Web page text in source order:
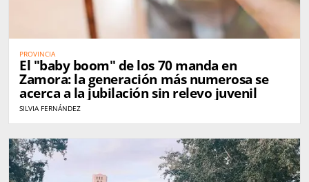
PROVINCIA
El "baby boom" de los 70 manda en
Zamora: la generación más numerosa se
acerca a la jubilación sin relevo juvenil
SILVIA FERNÁNDEZ